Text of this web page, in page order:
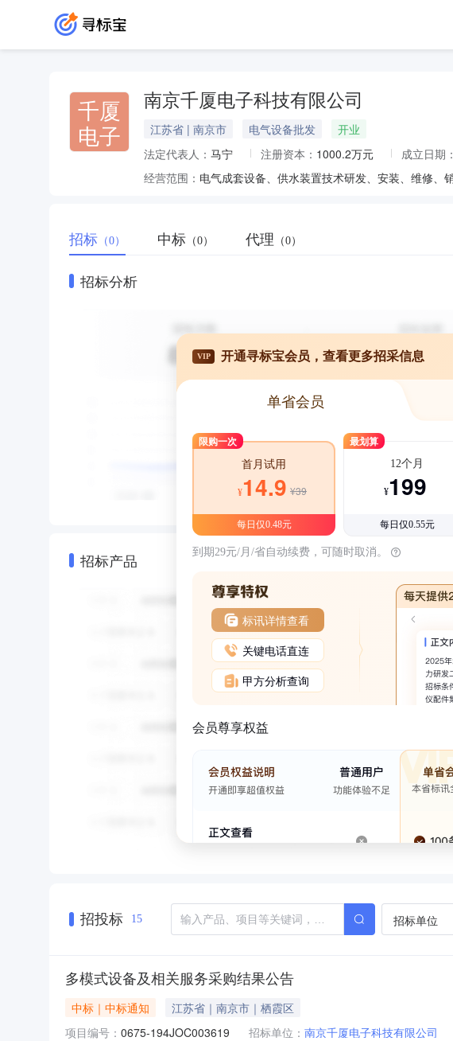
千厦
电子
南京千厦电子科技有限公司
江苏省 | 南京市 电气设备批发
开业
法定代表人： 马宁 注册资本： 1000.2万元 成立日期：
经营范围：
招标 （0） 中标 （0） 代理 （0）
招标分析
招标产品
VIP 开通寻标宝会员，查看更多招采信息
单省会员
限购一次
首月试用
¥14.9 ¥39
每日仅0.48元
最划算
12个月
¥199
每日仅0.55元
到期29元/月/省自动续费，可随时取消。
标讯详情查看
关键电话直连
甲方分析查询
会员尊享权益
招投标 15 招标单位
多模式设备及相关服务采购结果公告
中标｜中标通知
江苏省｜南京市｜栖霞区
项目编号： 0675-194JOC003619 招标单位： 南京千厦电子科技有限公司